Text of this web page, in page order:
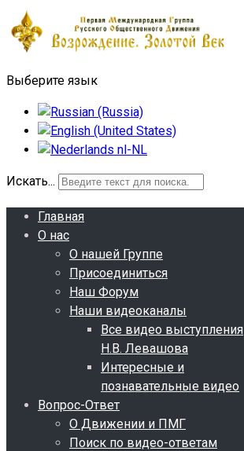
Выберите язык
Искать...
Главная
О нас
О нашей Группе
Присоединиться
Наш Форум
Наши видеоканалы
Все видео выступления
Н.В. Левашова
Интересные и
познавательные видео
Вопрос-Ответ
О Движении и ПМГ
Поиск по видео-ответам